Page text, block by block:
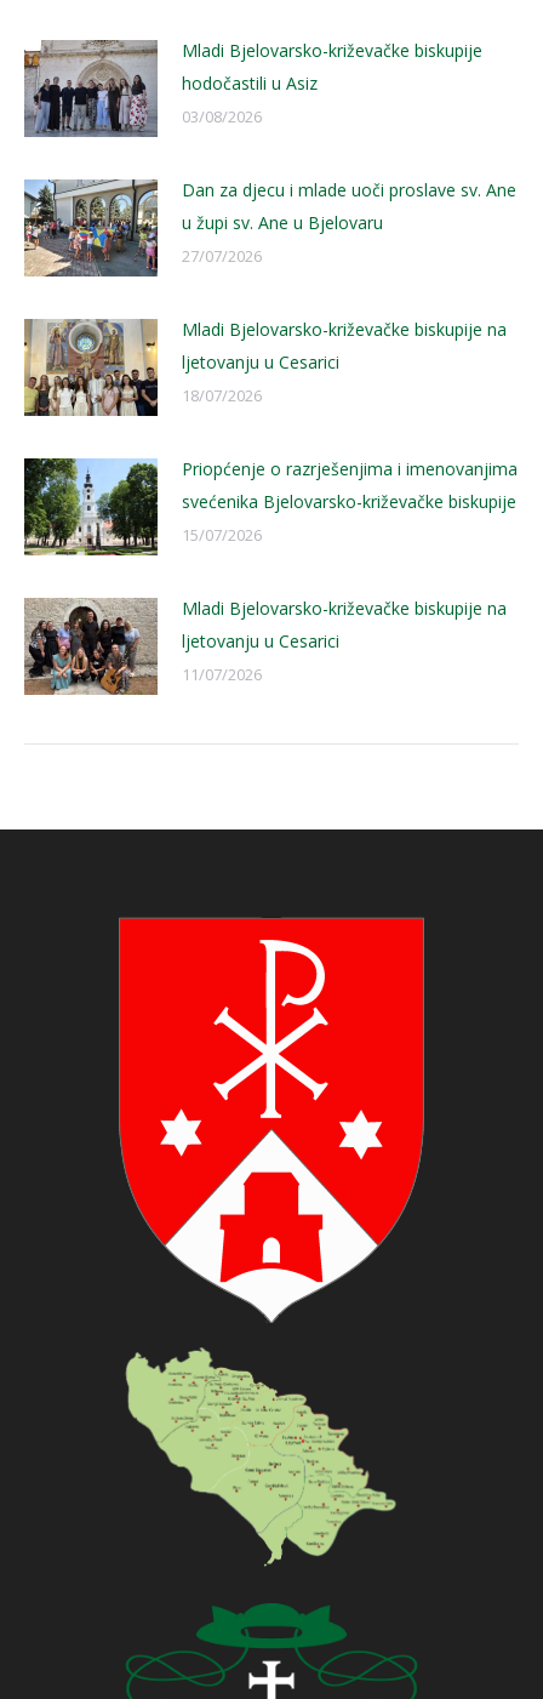
Mladi Bjelovarsko-križevačke biskupije
hodočastili u Asiz
03/08/2026
Dan za djecu i mlade uoči proslave sv. Ane
u župi sv. Ane u Bjelovaru
27/07/2026
Mladi Bjelovarsko-križevačke biskupije na
ljetovanju u Cesarici
18/07/2026
Priopćenje o razrješenjima i imenovanjima
svećenika Bjelovarsko-križevačke biskupije
15/07/2026
Mladi Bjelovarsko-križevačke biskupije na
ljetovanju u Cesarici
11/07/2026